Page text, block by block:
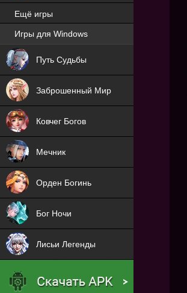
Ещё игры
Игры для Windows
Путь Судьбы
Заброшенный Мир
NEW
Ковчег Богов
Мечник
Орден Богинь
Бог Ночи
Лисьи Легенды